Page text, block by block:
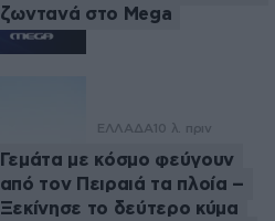
ζωντανά στο Mega
ΕΛΛΑΔΑ 10 λ. πριν
Γεμάτα με κόσμο φεύγουν
από τον Πειραιά τα πλοία –
Ξεκίνησε το δεύτερο κύμα